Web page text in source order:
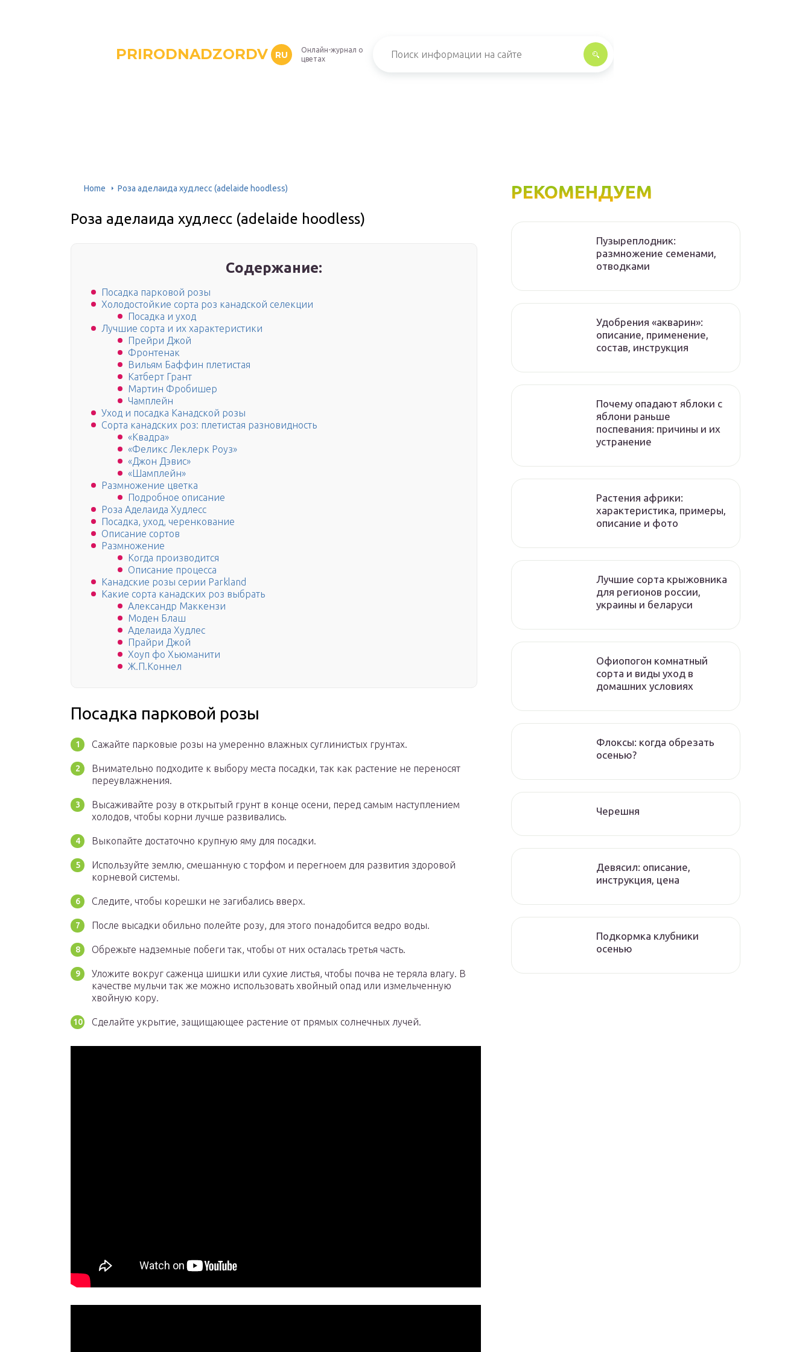
PRIRODNADZORDV RU
Онлайн-журнал о
цветах
Home Роза аделаида худлесс (adelaide hoodless)
Роза аделаида худлесс (adelaide hoodless)
Содержание:
Посадка парковой розы
Холодостойкие сорта роз канадской селекции
Посадка и уход
Лучшие сорта и их характеристики
Прейри Джой
Фронтенак
Вильям Баффин плетистая
Катберт Грант
Мартин Фробишер
Чамплейн
Уход и посадка Канадской розы
Сорта канадских роз: плетистая разновидность
«Квадра»
«Феликс Леклерк Роуз»
«Джон Дэвис»
«Шамплейн»
Размножение цветка
Подробное описание
Роза Аделаида Худлесс
Посадка, уход, черенкование
Описание сортов
Размножение
Когда производится
Описание процесса
Канадские розы серии Parkland
Какие сорта канадских роз выбрать
Александр Маккензи
Моден Блаш
Аделаида Худлес
Прайри Джой
Хоуп фо Хьюманити
Ж.П.Коннел
Посадка парковой розы
Сажайте парковые розы на умеренно влажных суглинистых грунтах.
Внимательно подходите к выбору места посадки, так как растение не переносят
переувлажнения.
Высаживайте розу в открытый грунт в конце осени, перед самым наступлением
холодов, чтобы корни лучше развивались.
Выкопайте достаточно крупную яму для посадки.
Используйте землю, смешанную с торфом и перегноем для развития здоровой
корневой системы.
Следите, чтобы корешки не загибались вверх.
После высадки обильно полейте розу, для этого понадобится ведро воды.
Обрежьте надземные побеги так, чтобы от них осталась третья часть.
Уложите вокруг саженца шишки или сухие листья, чтобы почва не теряла влагу. В
качестве мульчи так же можно использовать хвойный опад или измельченную
хвойную кору.
Сделайте укрытие, защищающее растение от прямых солнечных лучей.
РЕКОМЕНДУЕМ
Пузыреплодник:
размножение семенами,
отводками
Удобрения «акварин»:
описание, применение,
состав, инструкция
Почему опадают яблоки с
яблони раньше
поспевания: причины и их
устранение
Растения африки:
характеристика, примеры,
описание и фото
Лучшие сорта крыжовника
для регионов россии,
украины и беларуси
Офиопогон комнатный
сорта и виды уход в
домашних условиях
Флоксы: когда обрезать
осенью?
Черешня
Девясил: описание,
инструкция, цена
Подкормка клубники
осенью